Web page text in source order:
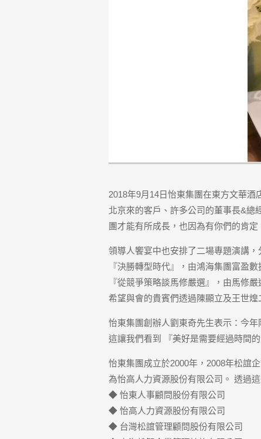
2018年9月14日怡東集團在東方文華
北京來的客戶、許多公司的董事長&總
團才能有所成長，也因為有你們的肯
領導人饗宴中也安排了二場專題演講，
『決勝轉型時代』，由鴻海集團富盈
『從競爭策略談馬修嚴選』，由馬修
希望與會的貴賓們透過陳顯立及王世
怡東集團創辦人劉東奇先生表示：今
這讓我們看到 『美好是需要經過時間
怡東集團成立於2000年，2008年松誼
為怡高人力資源股份有限公司。 透過
◆ 怡東人事顧問股份有限公司
◆ 怡高人力資源股份有限公司
◆ 台灣松誼管理顧問股份有限公司